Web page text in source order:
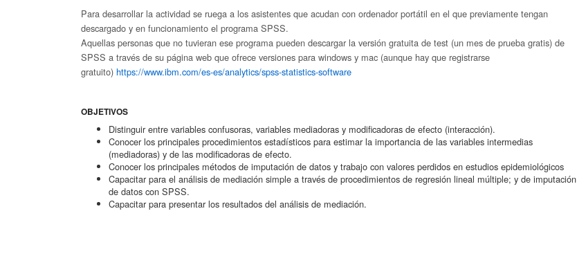
Para desarrollar la actividad se ruega a los asistentes que acudan con ordenador portátil en el que previamente tengan
descargado y en funcionamiento el programa SPSS.
Aquellas personas que no tuvieran ese programa pueden descargar la versión gratuita de test (un mes de prueba gratis) de
SPSS a través de su página web que ofrece versiones para windows y mac (aunque hay que registrarse
gratuito) https://www.ibm.com/es-es/analytics/spss-statistics-software
OBJETIVOS
Distinguir entre variables confusoras, variables mediadoras y modificadoras de efecto (interacción).
Conocer los principales procedimientos estadísticos para estimar la importancia de las variables intermedias
(mediadoras) y de las modificadoras de efecto.
Conocer los principales métodos de imputación de datos y trabajo con valores perdidos en estudios epidemiológicos
Capacitar para el análisis de mediación simple a través de procedimientos de regresión lineal múltiple; y de imputación
de datos con SPSS.
Capacitar para presentar los resultados del análisis de mediación.